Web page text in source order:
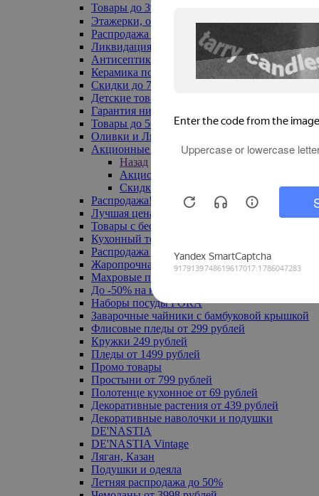
Товары до 399₽
Этажерки, обувницы
Распродажа текстиля до -50%
Ликвидация до -70%
Антисептики
Керамика по 129 руб
Скидки до 70%
Детские товары
Гарантия низкой цены
Товары до 500 руб
Оливки и Лимоны
Акционные товары
Назад
Акционные товары
Скидка 20% по промокоду
Распродажа! Ульяновск до -70%
Лучшая цена
Товары с бесплатной доставкой
Кухонный текстиль
Распродажа до -50%
Жаропрочная посуда
Махровые полотенца
До -50% на ковры
Наборы посуды FORA
Заварочные чайники с бамбуковой крышкой
Флисовые пледы от 299 рублей
Кружки 249 рублей
Пледы от 1499 рублей
Промо товары
Простыни от 799 рублей
Полотенце кухонное от 69 рублей
Декоративные растения от 439 рублей
Декоративные наволочки и подушки
DE'NASTIA
DE'NASTIA Vintage
Ляган, Казан
Подушки и одеяла
Летняя распродажа до 50%